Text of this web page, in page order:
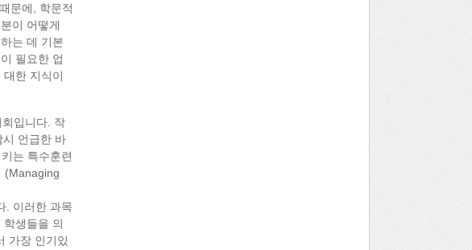
문에, 학문적
이 어떻게
는 데 기본
필요한 업
한 지식이
입니다. 작
시 언급한 바
는 특수훈련
(Managing
. 이러한 과목
생들을 의
가장 인기있